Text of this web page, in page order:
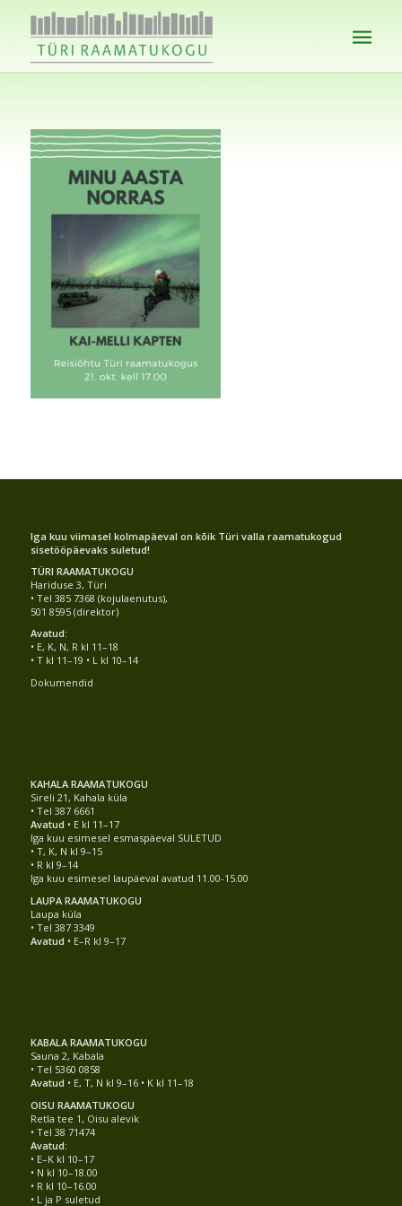
Iga kuu viimasel kolmapäeval on kõik Türi valla raamatukogud
sisetööpäevaks suletud!
TÜRI RAAMATUKOGU
Hariduse 3, Türi
• Tel 385 7368 (kojulaenutus),
501 8595 (direktor)
Avatud:
• E, K, N, R kl 11–18
• T kl 11–19 • L kl 10–14
Dokumendid
KAHALA RAAMATUKOGU
Sireli 21, Kahala küla
• Tel 387 6661
Avatud • E kl 11–17
Iga kuu esimesel esmaspäeval SULETUD
• T, K, N kl 9–15
• R kl 9–14
Iga kuu esimesel laupäeval avatud 11.00-15.00
LAUPA RAAMATUKOGU
Laupa küla
• Tel 387 3349
Avatud • E–R kl 9–17
KABALA RAAMATUKOGU
Sauna 2, Kabala
• Tel 5360 0858
Avatud • E, T, N kl 9–16 • K kl 11–18
OISU RAAMATUKOGU
Retla tee 1, Oisu alevik
• Tel 38 71474
Avatud:
• E–K kl 10–17
• N kl 10–18.00
• R kl 10–16.00
• L ja P suletud